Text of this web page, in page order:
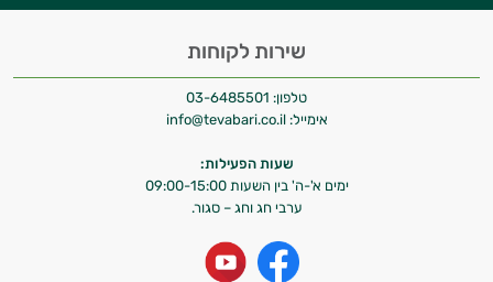
שירות לקוחות
טלפון: 03-6485501
אימייל: info@tevabari.co.il
שעות הפעילות:
ימים א'-ה' בין השעות 09:00-15:00
ערבי חג וחג – סגור.